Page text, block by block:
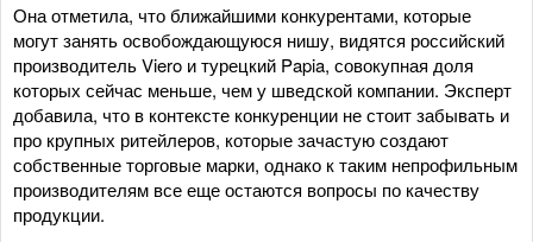
Она отметила, что ближайшими конкурентами, которые
могут занять освобождающуюся нишу, видятся российский
производитель Viero и турецкий Papia, совокупная доля
которых сейчас меньше, чем у шведской компании. Эксперт
добавила, что в контексте конкуренции не стоит забывать и
про крупных ритейлеров, которые зачастую создают
собственные торговые марки, однако к таким непрофильным
производителям все еще остаются вопросы по качеству
продукции.